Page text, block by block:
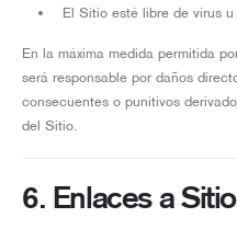
El Sitio esté libre de virus
En la máxima medida permitida
será responsable por daños
consecuentes o punitivos
del Sitio.
6. Enlaces a